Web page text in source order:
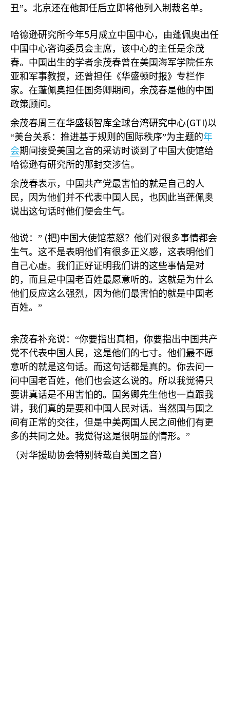
丑”。北京还在他卸任后立即将他列入制裁名单。
哈德逊研究所今年5月成立中国中心，由蓬佩奥出任
中国中心咨询委员会主席，该中心的主任是余茂
春。中国出生的学者余茂春曾在美国海军学院任东
亚和军事教授，还曾担任《华盛顿时报》专栏作
家。在蓬佩奥担任国务卿期间，余茂春是他的中国
政策顾问。
余茂春周三在华盛顿智库全球台湾研究中心(GTI)以
“美台关系：推进基于规则的国际秩序”为主题的年
会期间接受美国之音的采访时谈到了中国大使馆给
哈德逊有研究所的那封交涉信。
余茂春表示，中国共产党最害怕的就是自己的人
民，因为他们并不代表中国人民，也因此当蓬佩奥
说出这句话时他们便会生气。
他说：” (把)中国大使馆惹怒？他们对很多事情都会
生气。这不是表明他们有很多正义感，这表明他们
自己心虚。我们正好证明我们讲的这些事情是对
的，而且是中国老百姓最愿意听的。这就是为什么
他们反应这么强烈，因为他们最害怕的就是中国老
百姓。”
余茂春补充说：“你要指出真相，你要指出中国共产
党不代表中国人民，这是他们的七寸。他们最不愿
意听的就是这句话。而这句话都是真的。你去问一
问中国老百姓，他们也会这么说的。所以我觉得只
要讲真话是不用害怕的。国务卿先生他也一直跟我
讲，我们真的是要和中国人民对话。当然国与国之
间有正常的交往，但是中美两国人民之间他们有更
多的共同之处。我觉得这是很明显的情形。”
（对华援助协会特别转载自美国之音）